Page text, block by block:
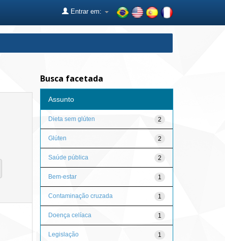
Entrar em:
Busca facetada
Assunto
2
Dieta sem glúten
2
Glúten
2
Saúde pública
1
Bem-estar
1
Contaminação cruzada
1
Doença celíaca
1
Legislação